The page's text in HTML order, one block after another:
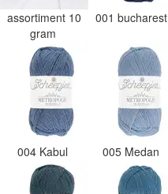
assortiment 10
gram
001 bucharest
004 Kabul 005 Medan